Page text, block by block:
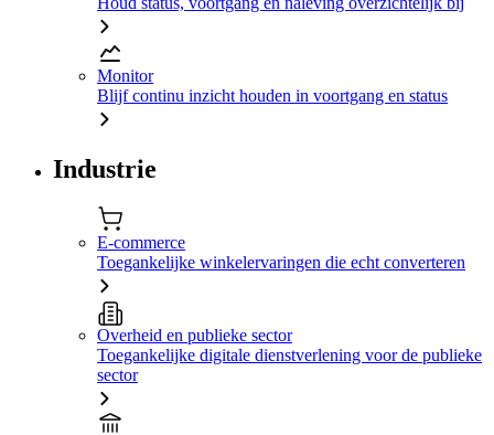
Monitor
Blijf continu inzicht houden in voortgang en status
Industrie
E-commerce
Toegankelijke winkelervaringen die echt converteren
Overheid en publieke sector
Toegankelijke digitale dienstverlening voor de publieke
sector